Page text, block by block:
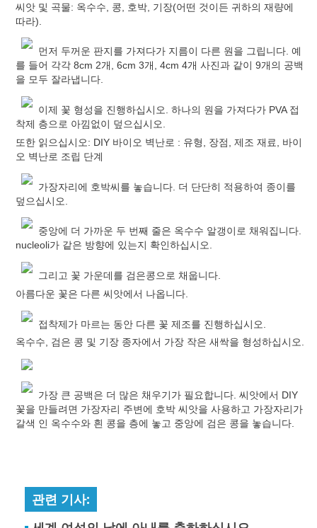
씨앗 및 곡물: 옥수수, 콩, 호박, 기장(어떤 것이든 귀하의 재량에
따라).
먼저 두꺼운 판지를 가져다가 지름이 다른 원을 그립니다. 예
를 들어 각각 8cm 2개, 6cm 3개, 4cm 4개 사진과 같이 9개의 공백
을 모두 잘라냅니다.
이제 꽃 형성을 진행하십시오. 하나의 원을 가져다가 PVA 접
착제 층으로 아낌없이 덮으십시오.
또한 읽으십시오: DIY 바이오 벽난로 : 유형, 장점, 제조 재료, 바이
오 벽난로 조립 단계
가장자리에 호박씨를 놓습니다. 더 단단히 적용하여 종이를
덮으십시오.
중앙에 더 가까운 두 번째 줄은 옥수수 알갱이로 채워집니다.
nucleoli가 같은 방향에 있는지 확인하십시오.
그리고 꽃 가운데를 검은콩으로 채웁니다.
아름다운 꽃은 다른 씨앗에서 나옵니다.
접착제가 마르는 동안 다른 꽃 제조를 진행하십시오.
옥수수, 검은 콩 및 기장 종자에서 가장 작은 새싹을 형성하십시오.
가장 큰 공백은 더 많은 채우기가 필요합니다. 씨앗에서 DIY
꽃을 만들려면 가장자리 주변에 호박 씨앗을 사용하고 가장자리가
갈색 인 옥수수와 흰 콩을 층에 놓고 중앙에 검은 콩을 놓습니다.
관련 기사: